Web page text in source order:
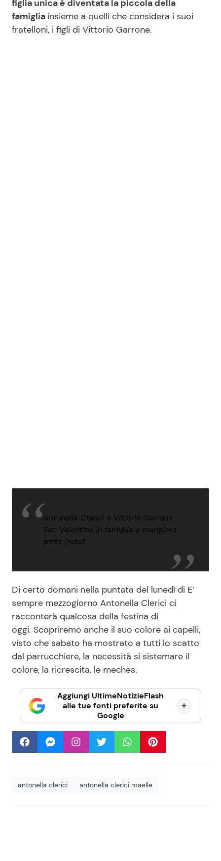
figlia unica è diventata la piccola della
famiglia insieme a quelli che considera i suoi
fratelloni, i figli di Vittorio Garrone.
Antonella Clerici e Vittorio Garrone,
San Valentino in famiglia a mangiare
pizze (Foto)
Di certo domani nella puntata del lunedì di E’
sempre mezzogiorno Antonella Clerici ci
racconterà qualcosa della festina di
oggi. Scopriremo anche il suo colore ai capelli,
visto che sabato ha mostrato a tutti lo scatto
dal parrucchiere, la necessità si sistemare il
colore, la ricrescita, le meches.
Aggiungi UltimeNotizieFlash
alle tue fonti preferite su
Google
antonella clerici antonella clerici maelle